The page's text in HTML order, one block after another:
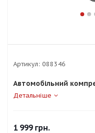
Артикул: 088346
Автомобільний
Детальніше
1 999грн.